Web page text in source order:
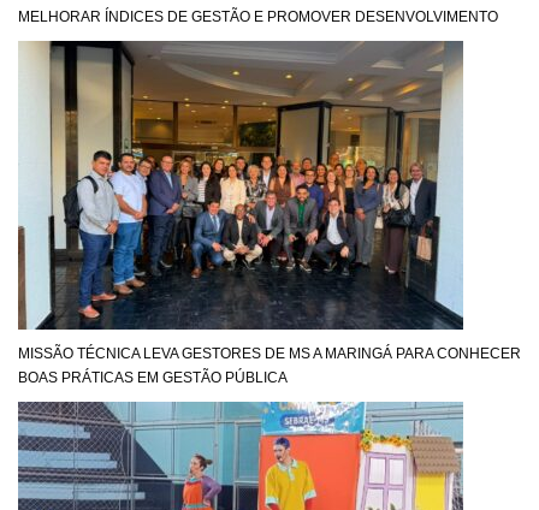
MELHORAR ÍNDICES DE GESTÃO E PROMOVER DESENVOLVIMENTO
MISSÃO TÉCNICA LEVA GESTORES DE MS A MARINGÁ PARA CONHECER
BOAS PRÁTICAS EM GESTÃO PÚBLICA